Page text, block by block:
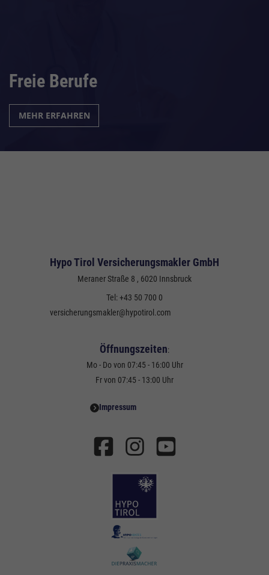
Freie Berufe
MEHR ERFAHREN
Hypo Tirol Versicherungsmakler GmbH
Meraner Straße 8 , 6020 Innsbruck
Tel:+43 50 700 0
versicherungsmakler@hypotirol.com
Öffnungszeiten:
Mo - Do von 07:45 - 16:00 Uhr
Fr von 07:45 - 13:00 Uhr
Impressum